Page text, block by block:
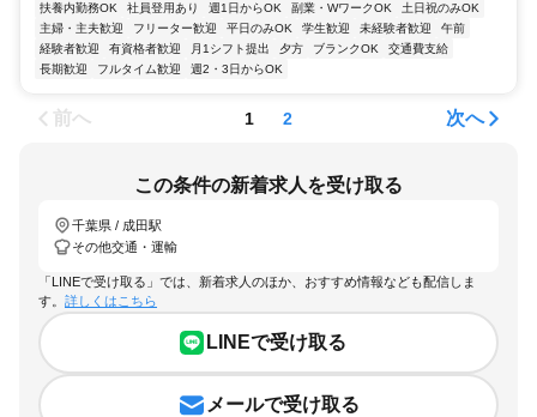
扶養内勤務OK 社員登用あり 週1日からOK 副業・WワークOK
土日祝のみOK
主婦・主夫歓迎
フリーター歓迎 平日のみOK 学生歓迎 未経験者歓迎
午前
経験者歓迎
有資格者歓迎 月1シフト提出 夕方 ブランクOK
交通費支給
長期歓迎
フルタイム歓迎 週2・3日からOK
前へ 1 2 次へ
この条件の新着求人を受け取る
千葉県 / 成田駅
その他交通・運輸
「LINEで受け取る」では、新着求人のほか、おすすめ情報なども配信しま
す。 詳しくはこちら
LINEで受け取る
メールで受け取る